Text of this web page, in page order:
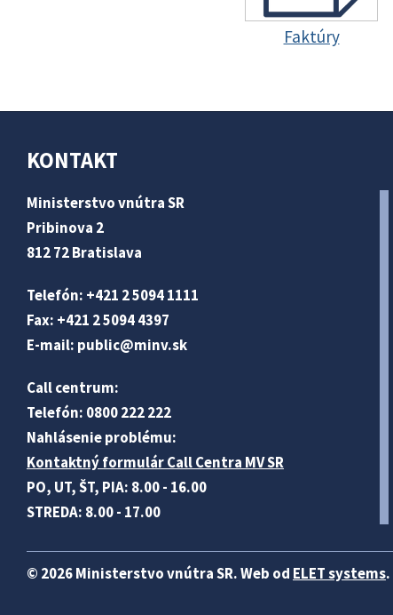
Faktúry
KONTAKT
Ministerstvo vnútra SR
Pribinova 2
812 72 Bratislava
Telefón: +421 2 5094 1111
Fax: +421 2 5094 4397
E-mail: public@minv.sk
Call centrum:
Telefón: 0800 222 222
Nahlásenie problému:
Kontaktný formulár Call Centra MV SR
PO, UT, ŠT, PIA: 8.00 - 16.00
STREDA: 8.00 - 17.00
© 2026 Ministerstvo vnútra SR. Web od ELET systems.